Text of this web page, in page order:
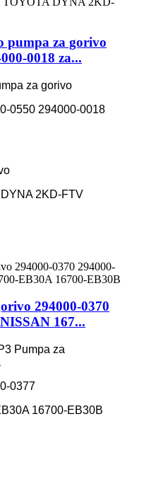
pumpa za gorivo
0018 za...
za gorivo
0550 294000-0018
2KD-FTV
294000-0370
167...
Pumpa za
0377
16700-EB30B